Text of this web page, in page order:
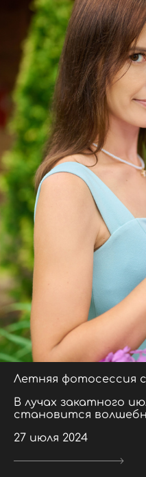
Летняя фотосессия
В лучах закатного
становится
27 июля 2024